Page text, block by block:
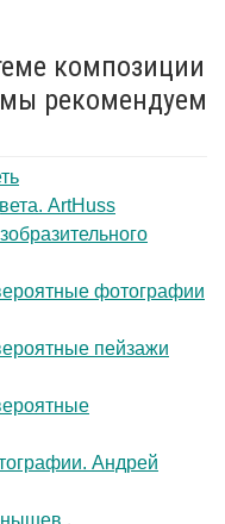
композиции
рекомендуем
ArtHuss
фотографии
пейзажи
Андрей
.